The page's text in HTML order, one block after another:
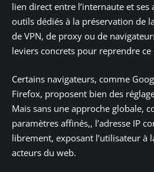
lien direct entre l’internaute et ses
outils dédiés à la préservation de
de VPN, de proxy ou de
leviers concrets pour reprendre ce
Certains navigateurs, comme
Firefox, proposent bien des
Mais sans une approche globale,
paramètres affinés,, l’adresse IP
librement, exposant l’utilisateur à
acteurs du web.